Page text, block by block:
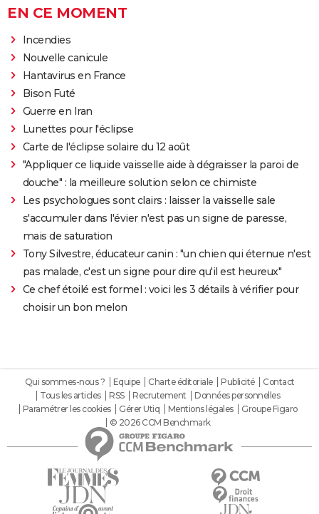
EN CE MOMENT
Incendies
Nouvelle canicule
Hantavirus en France
Bison Futé
Guerre en Iran
Lunettes pour l'éclipse
Carte de l'éclipse solaire du 12 août
"Appliquer ce liquide vaisselle aide à dégraisser la paroi de
douche" : la meilleure solution selon ce chimiste
Les psychologues sont clairs : laisser la vaisselle sale
s'accumuler dans l'évier n'est pas un signe de paresse,
mais de saturation
Tony Silvestre, éducateur canin : "un chien qui éternue n'est
pas malade, c'est un signe pour dire qu'il est heureux"
Ce chef étoilé est formel : voici les 3 détails à vérifier pour
choisir un bon melon
Qui sommes-nous ? Equipe Charte éditoriale Publicité
Contact
Tous les articles
RSS Recrutement
Données personnelles
Paramétrer les cookies
Gérer Utiq Mentions légales
Groupe Figaro
© 2026 CCM Benchmark